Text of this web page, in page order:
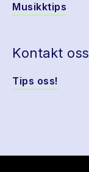
Musikktips
Kontakt oss
Tips oss!